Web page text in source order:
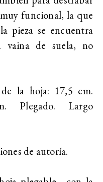
funcional, la que
pieza se encuentra
vaina de suela, no
la hoja: 17,5 cm.
Plegado. Largo
de autoría.